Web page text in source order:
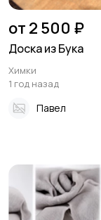
от 2 500 ₽
Доска из Бука
Химки
1 год назад
Павел